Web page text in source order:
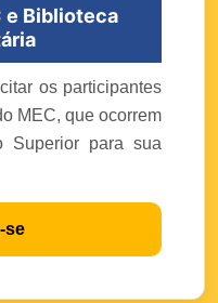
e Biblioteca
os participantes
MEC, que ocorrem
Superior para sua
se